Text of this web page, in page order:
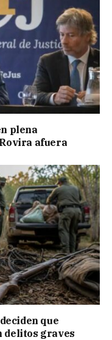
plena
afuera
que
delitos graves